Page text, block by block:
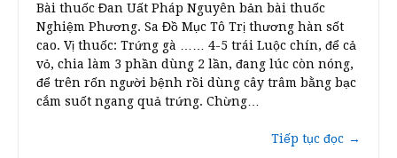
Bài thuốc Đan Uất Pháp Nguyên bản bài thuốc
Nghiệm Phương. Sa Đồ Mục Tô Trị thương hàn sốt
cao. Vị thuốc: Trứng gà …… 4-5 trái Luộc chín, để cả
vỏ, chia làm 3 phần dùng 2 lần, đang lúc còn nóng,
để trên rốn người bệnh rồi dùng cây trâm bằng bạc
cắm suốt ngang quả trứng. Chừng…
Tiếp tục đọc →